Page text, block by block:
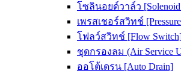
โซลินอยด์วาล์ว [Solenoid
เพรสเชอร์สวิทช์
โฟลว์สวิทช์ [Flow
ชุดกรองลม (Air Service
ออโต้เดรน [Auto Drain]